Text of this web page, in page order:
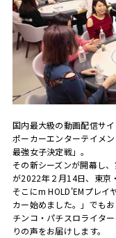
国内最大級の動画配信サ
ポーカーエンターテイメ
最強女子決定戦」。
その新シーズンが開幕し
が2022年２月14日、東京
そこにm HOLD'EMプレ
カー始めました。」でも
チンコ・パチスロライタ
りの声をお届けします。